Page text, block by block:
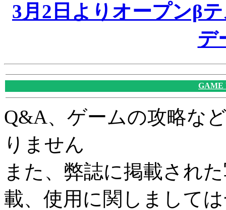
3月2日よりオープンβ
デ
GAME
Q&A、ゲームの攻略な
りません
また、弊誌に掲載され
載、使用に関しまして